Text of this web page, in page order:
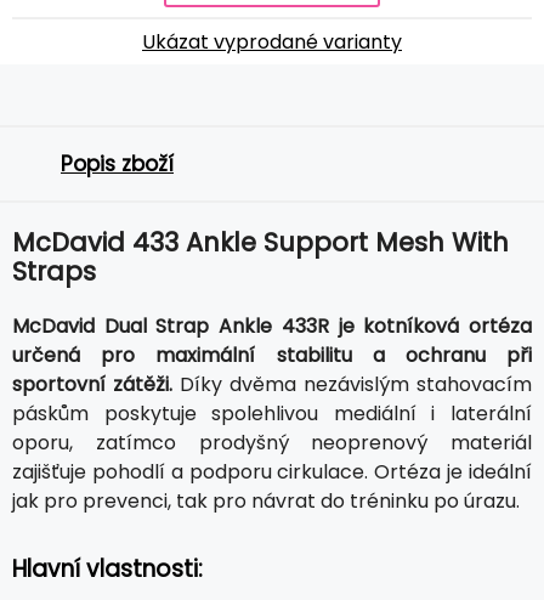
Ukázat vyprodané varianty
Popis zboží
McDavid 433 Ankle Support Mesh With
Straps
McDavid Dual Strap Ankle 433R je kotníková ortéza
určená pro maximální stabilitu a ochranu při
sportovní zátěži. Díky dvěma nezávislým stahovacím
páskům poskytuje spolehlivou mediální i laterální
oporu, zatímco prodyšný neoprenový materiál
zajišťuje pohodlí a podporu cirkulace. Ortéza je ideální
jak pro prevenci, tak pro návrat do tréninku po úrazu.
Hlavní vlastnosti: